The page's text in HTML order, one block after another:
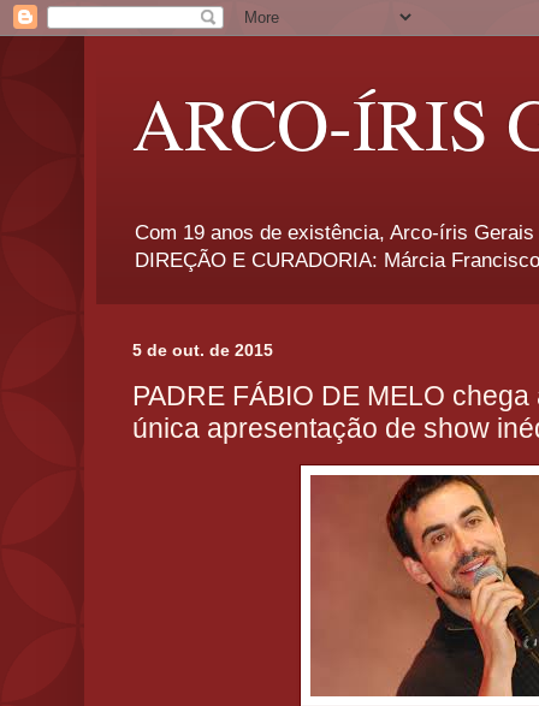
ARCO-ÍRIS
Com 19 anos de existência, Arco-íris
DIREÇÃO E CURADORIA: Márcia
5 de out. de 2015
PADRE FÁBIO DE MELO
única apresentação de show